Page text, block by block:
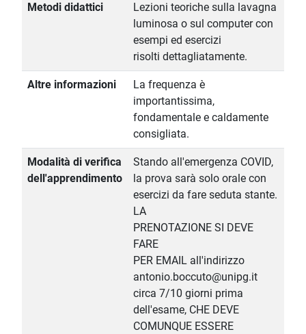
Metodi didattici
Lezioni teoriche sulla lavagna
luminosa o sul computer con
esempi ed esercizi
risolti dettagliatamente.
Altre informazioni
La frequenza è
importantissima,
fondamentale e caldamente
consigliata.
Modalità di verifica
dell'apprendimento
Stando all'emergenza COVID,
la prova sarà solo orale con
esercizi da fare seduta stante.
LA
PRENOTAZIONE SI DEVE
FARE
PER EMAIL all'indirizzo
antonio.boccuto@unipg.it
circa 7/10 giorni prima
dell'esame, CHE DEVE
COMUNQUE ESSERE